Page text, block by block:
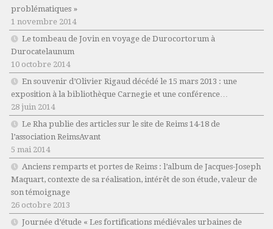
problématiques »
1 novembre 2014
Le tombeau de Jovin en voyage de Durocortorum à
Durocatelaunum
10 octobre 2014
En souvenir d’Olivier Rigaud décédé le 15 mars 2013 : une
exposition à la bibliothèque Carnegie et une conférence…
28 juin 2014
Le Rha publie des articles sur le site de Reims 14-18 de
l’association ReimsAvant
5 mai 2014
Anciens remparts et portes de Reims : l’album de Jacques-Joseph
Maquart, contexte de sa réalisation, intérêt de son étude, valeur de
son témoignage
26 octobre 2013
Journée d’étude « Les fortifications médiévales urbaines de